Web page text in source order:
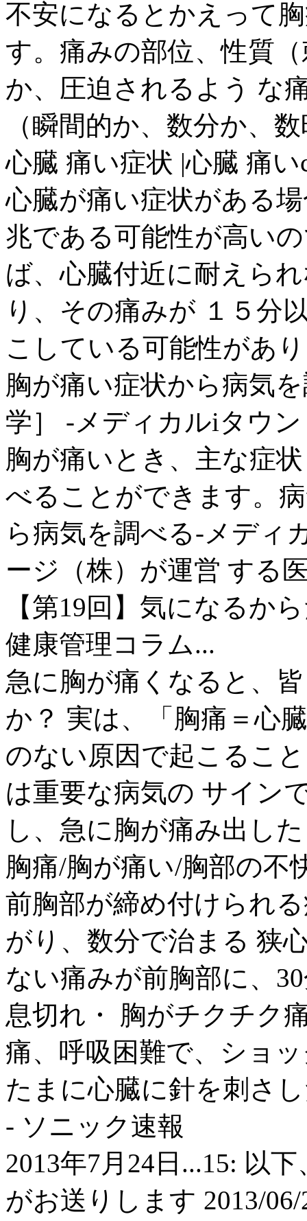
不安になるとかえって
す。痛みの部位、性質
か、圧迫されるよう な
（瞬間的か、数分か、
心臓 痛い症状 |心臓 痛い
心臓が痛い症状がある
兆である可能性が高い
ば、心臓付近に耐えら
り、その痛みが １５分
こしている可能性があ
胸が痛い症状から病気
学］ -メディカルiタウン
胸が痛いとき、主な症
べることができます。
ら病気を調べる-メディ
ージ（株）が運営 する
【第19回】気になるか
健康管理コラム...
急に胸が痛くなると、
か？ 実は、「胸痛＝心
のない原因で起こるこ
は重要な病気の サイン
し、急に胸が痛み出し
胸痛/胸が痛い/胸部の不
前胸部が締め付けられ
がり、数分で治まる 狭
ない痛みが前胸部に、
息切れ・ 胸がチクチク
痛、呼吸困難で、ショ
たまに心臓に針を刺さ
- ソニック速報
2013年7月24日...15: 以
がお送りします 2013/